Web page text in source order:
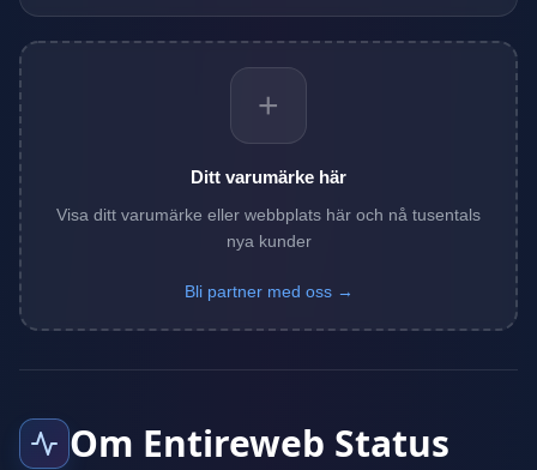
+
Ditt varumärke här
Visa ditt varumärke eller webbplats här och nå tusentals
nya kunder
Bli partner med oss →
Om Entireweb Status